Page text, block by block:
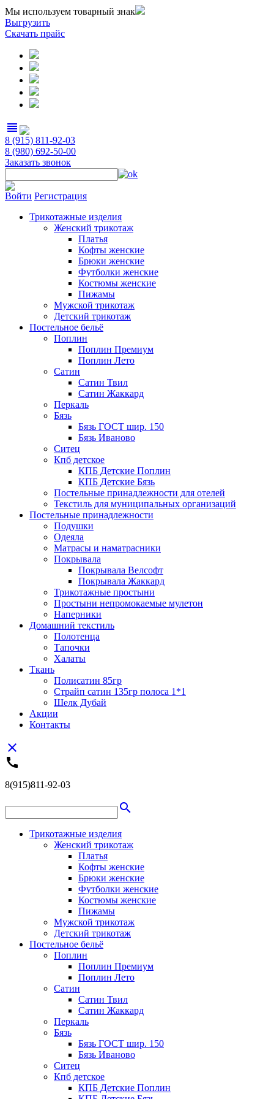
Мы используем товарный знак
Выгрузить
Скачать прайс
view_headline
8 (915) 811-92-03
8 (980) 692-50-00
Заказать звонок
Войти Регистрация
Трикотажные изделия
Женский трикотаж
Платья
Кофты женские
Брюки женские
Футболки женские
Костюмы женские
Пижамы
Мужской трикотаж
Детский трикотаж
Постельное бельё
Поплин
Поплин Премиум
Поплин Лето
Сатин
Сатин Твил
Сатин Жаккард
Перкаль
Бязь
Бязь ГОСТ шир. 150
Бязь Иваново
Ситец
Кпб детское
КПБ Детские Поплин
КПБ Детские Бязь
Постельные принадлежности для отелей
Текстиль для муниципальных организаций
Постельные принадлежности
Подушки
Одеяла
Матрасы и наматрасники
Покрывала
Покрывала Велсофт
Покрывала Жаккард
Трикотажные простыни
Простыни непромокаемые мулетон
Наперники
Домашний текстиль
Полотенца
Тапочки
Халаты
Ткань
Полисатин 85гр
Страйп сатин 135гр полоса 1*1
Шелк Дубай
Акции
Контакты
close
call
8(915)811-92-03
search
Трикотажные изделия
Женский трикотаж
Платья
Кофты женские
Брюки женские
Футболки женские
Костюмы женские
Пижамы
Мужской трикотаж
Детский трикотаж
Постельное бельё
Поплин
Поплин Премиум
Поплин Лето
Сатин
Сатин Твил
Сатин Жаккард
Перкаль
Бязь
Бязь ГОСТ шир. 150
Бязь Иваново
Ситец
Кпб детское
КПБ Детские Поплин